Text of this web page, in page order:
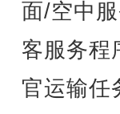
面/空中
客服务程
官运输任